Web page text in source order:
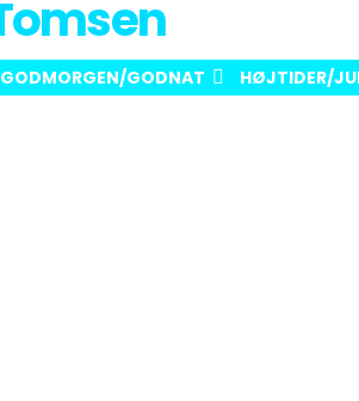
GODMORGEN/GODNAT HØJTIDER/